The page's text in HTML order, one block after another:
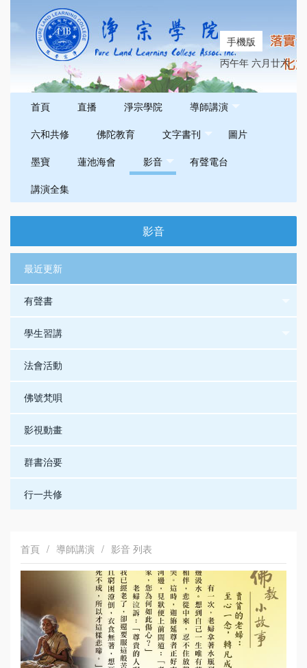
手機版
丙午年 六月廿六
首頁 直播 淨宗學院
導師講演
六和共修
佛陀教育 文字書刊
圖片
墨寶
蓮池海會 影音
有聲電台
講演全集
影音
最近更新
有聲書
學生習講
法會活動
佛號梵唄
影視動畫
群書治要
行一共修
首頁 / 導師講演 / 影音 列表